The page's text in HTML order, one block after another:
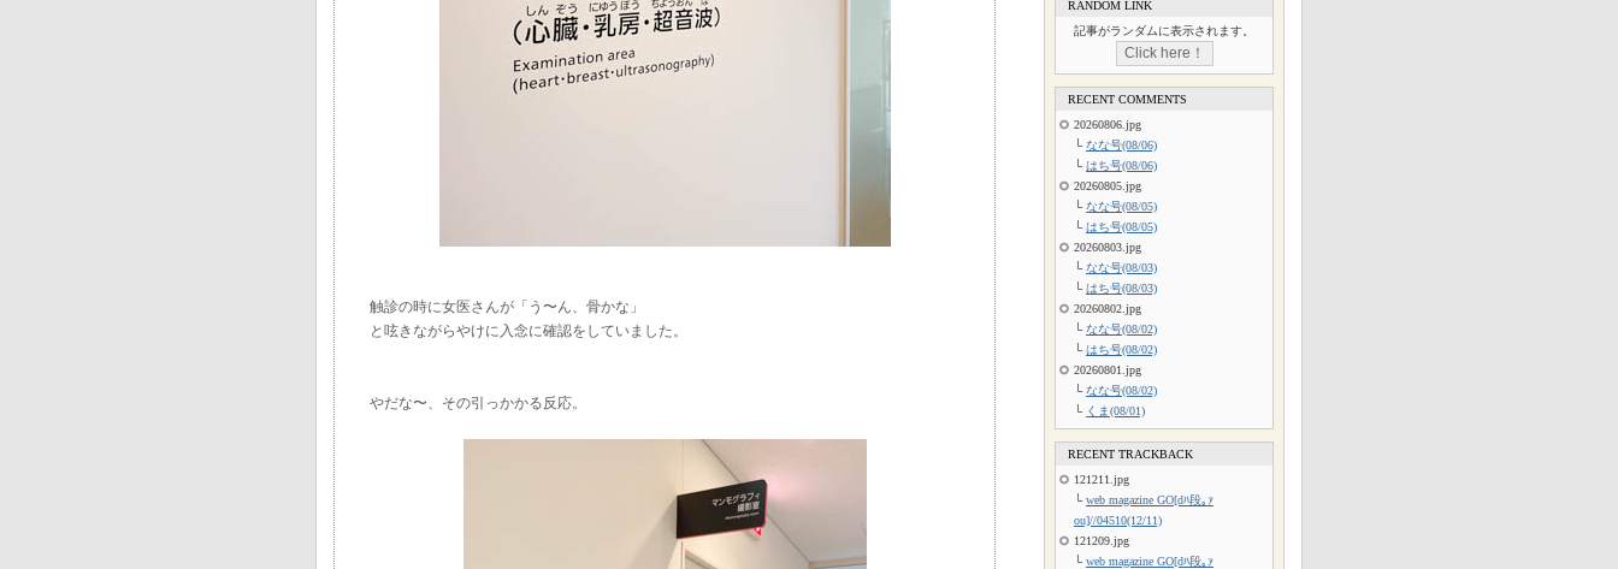
触診の時に女医さんが「う〜ん、骨かな」
と呟きながらやけに入念に確認をしていました。
やだな〜、その引っかかる反応。
RANDOM LINK
記事がランダムに表示されます。
RECENT COMMENTS
20260806.jpg
└ なな号(08/06)
└ はち号(08/06)
20260805.jpg
└ なな号(08/05)
└ はち号(08/05)
20260803.jpg
└ なな号(08/03)
└ はち号(08/03)
20260802.jpg
└ なな号(08/02)
└ はち号(08/02)
20260801.jpg
└ なな号(08/02)
└ くま(08/01)
RECENT TRACKBACK
121211.jpg
└ web magazine GO[dﾊ段｡ｧ
ou]//04510(12/11)
121209.jpg
└ web magazine GO[dﾊ段｡ｧ